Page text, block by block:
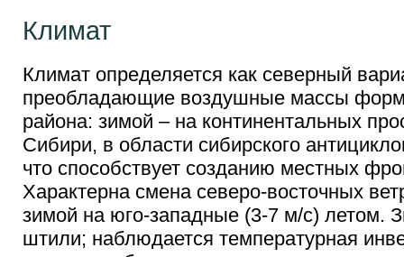
Климат
Климат определяется как северный
преобладающие воздушные массы
района: зимой – на континентальных
Сибири, в области сибирского
что способствует созданию местных
Характерна смена северо-восточных
зимой на юго-западные (3-7 м/с) летом.
штили; наблюдается температурная